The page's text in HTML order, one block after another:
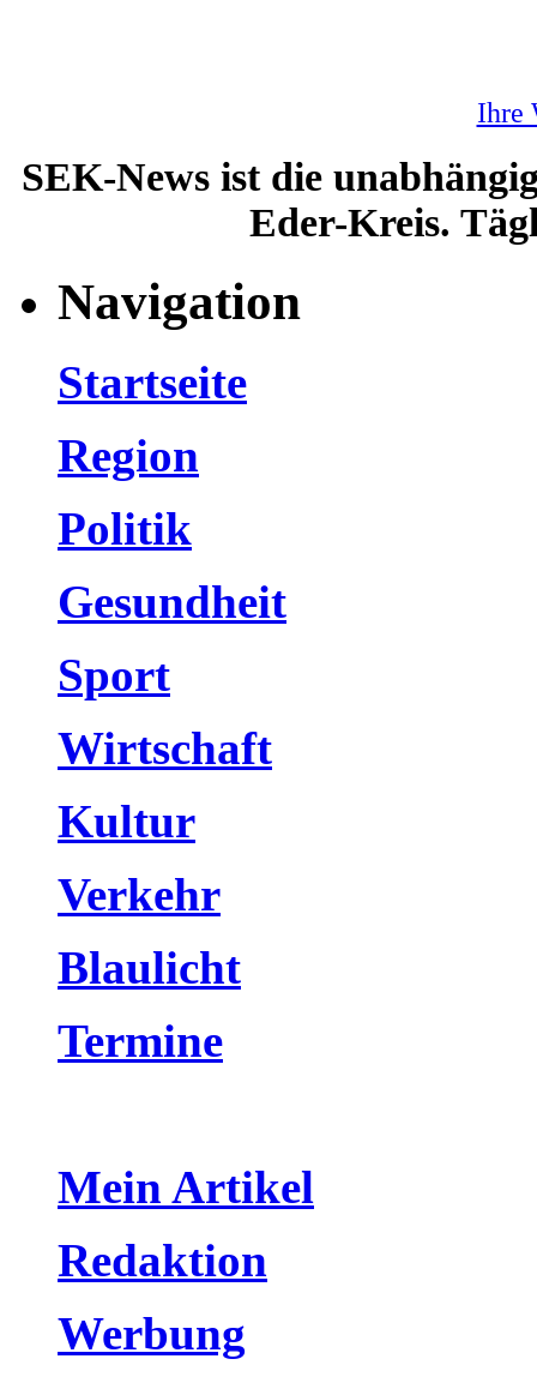
Ihre
SEK-News ist die
Eder-Kreis.
Navigation
Startseite
Region
Politik
Gesundheit
Sport
Wirtschaft
Kultur
Verkehr
Blaulicht
Termine
Mein Artikel
Redaktion
Werbung